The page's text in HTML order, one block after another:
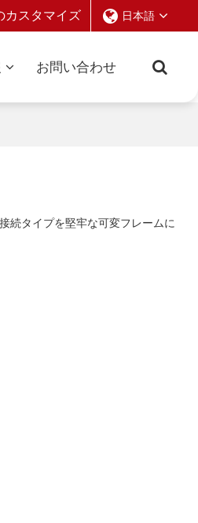
カスタマイズ 日本語
お問い合わせ
続タイプを堅牢な可変フレームに